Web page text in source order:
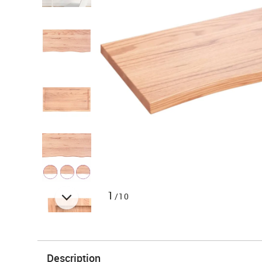
1 /10
Description